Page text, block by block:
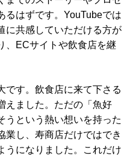
るはずです。YouTubeでは
に共感していただける方が
、ECサイトや飲食店を継
す。飲食店に来て下さる
えました。ただの「魚好
うという熱い想いを持った
業し、寿商店だけではでき
うになりました。これだけ